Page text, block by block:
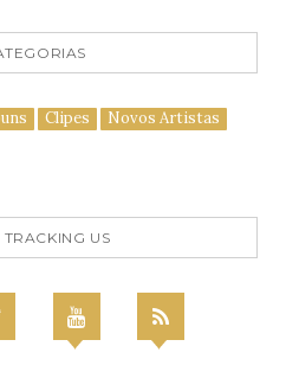
Clipes
Novos Artistas
TRACKING US